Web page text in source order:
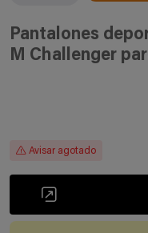
Pantalones
M Challenger
Avisar agotado